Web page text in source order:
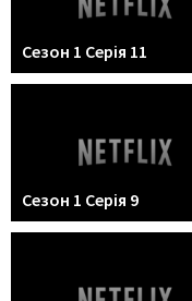
Сезон 1 Серія 11
Сезон 1 Серія 9